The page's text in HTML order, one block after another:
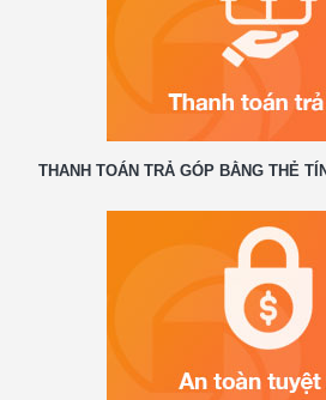
THANH TOÁN TRẢ GÓP BẰNG THẺ